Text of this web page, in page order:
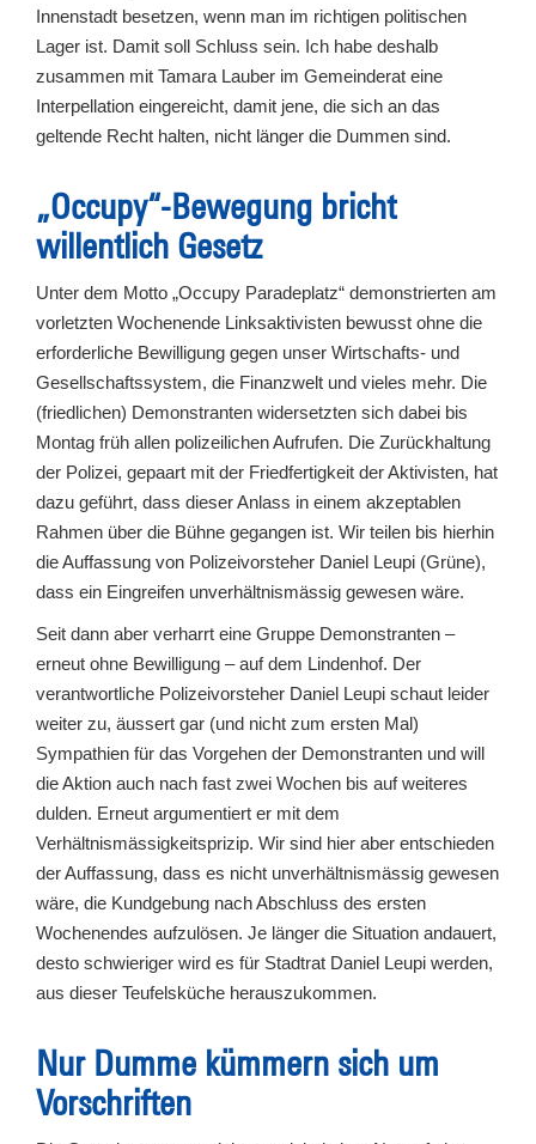
Innenstadt besetzen, wenn man im richtigen politischen
Lager ist. Damit soll Schluss sein. Ich habe deshalb
zusammen mit Tamara Lauber im Gemeinderat eine
Interpellation eingereicht, damit jene, die sich an das
geltende Recht halten, nicht länger die Dummen sind.
„Occupy“-Bewegung bricht
willentlich Gesetz
Unter dem Motto „Occupy Paradeplatz“ demonstrierten am
vorletzten Wochenende Linksaktivisten bewusst ohne die
erforderliche Bewilligung gegen unser Wirtschafts- und
Gesellschaftssystem, die Finanzwelt und vieles mehr. Die
(friedlichen) Demonstranten widersetzten sich dabei bis
Montag früh allen polizeilichen Aufrufen. Die Zurückhaltung
der Polizei, gepaart mit der Friedfertigkeit der Aktivisten, hat
dazu geführt, dass dieser Anlass in einem akzeptablen
Rahmen über die Bühne gegangen ist. Wir teilen bis hierhin
die Auffassung von Polizeivorsteher Daniel Leupi (Grüne),
dass ein Eingreifen unverhältnismässig gewesen wäre.
Seit dann aber verharrt eine Gruppe Demonstranten –
erneut ohne Bewilligung – auf dem Lindenhof. Der
verantwortliche Polizeivorsteher Daniel Leupi schaut leider
weiter zu, äussert gar (und nicht zum ersten Mal)
Sympathien für das Vorgehen der Demonstranten und will
die Aktion auch nach fast zwei Wochen bis auf weiteres
dulden. Erneut argumentiert er mit dem
Verhältnismässigkeitsprizip. Wir sind hier aber entschieden
der Auffassung, dass es nicht unverhältnismässig gewesen
wäre, die Kundgebung nach Abschluss des ersten
Wochenendes aufzulösen. Je länger die Situation andauert,
desto schwieriger wird es für Stadtrat Daniel Leupi werden,
aus dieser Teufelsküche herauszukommen.
Nur Dumme kümmern sich um
Vorschriften